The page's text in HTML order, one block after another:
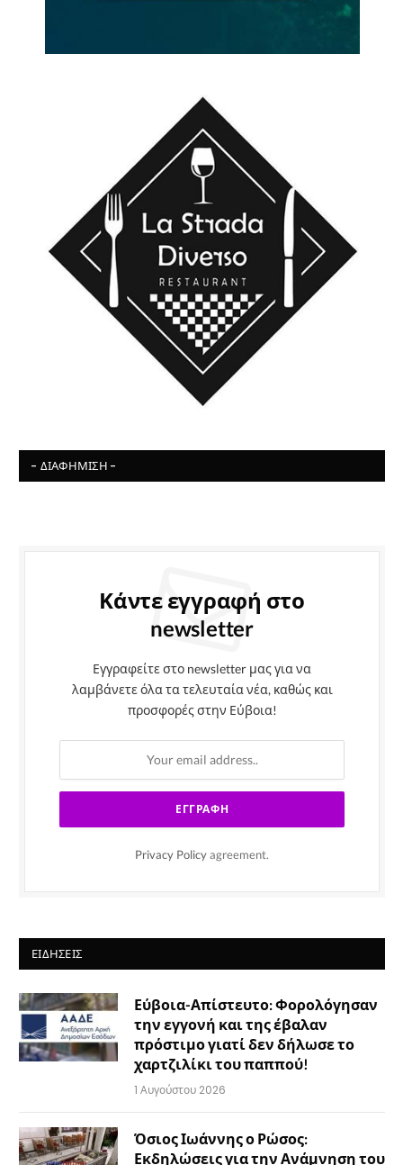
- ΔΙΑΦΉΜΙΣΗ -
Κάντε εγγραφή στο
newsletter
Εγγραφείτε στο newsletter μας για να
λαμβάνετε όλα τα τελευταία νέα, καθώς και
προσφορές στην Εύβοια!
Privacy Policy agreement.
ΕΙΔΉΣΕΙΣ
Εύβοια-Απίστευτο: Φορολόγησαν
την εγγονή και της έβαλαν
πρόστιμο γιατί δεν δήλωσε το
χαρτζιλίκι του παππού!
1 Αυγούστου 2026
Όσιος Ιωάννης ο Ρώσος:
Εκδηλώσεις για την Ανάμνηση του